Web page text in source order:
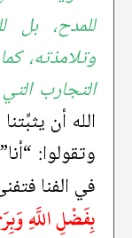
للمدح، بل
وتلامذته،
التجارب
الله أن
وتقولوا:
في الفنا
بِفَضْلِ اللَّهِ